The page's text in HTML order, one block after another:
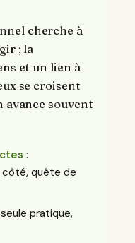
cherche à
; la
et un lien à
se croisent
avance souvent
:
côté, quête de
pratique,